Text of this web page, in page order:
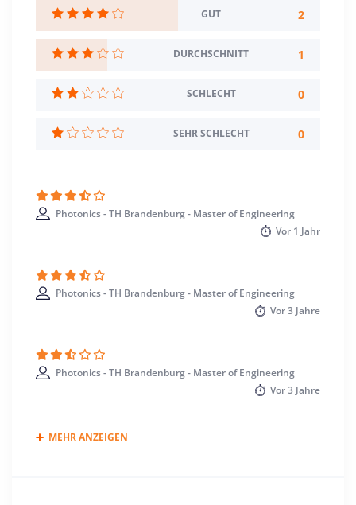
Sprache
Deutsch
Englisch
Studienbeginn
Wintersemester
Standort
Brandenburg an der Havel >> Brandenburg an
GUT 2
DURCHSCHNITT 1
SCHLECHT 0
SEHR SCHLECHT 0
Photonics - TH Brandenburg - Master of Engineering
Vor 1 Jahr
Photonics - TH Brandenburg - Master of Engineering
Vor3 Jahre
Photonics - TH Brandenburg - Master of Engineering
Vor3 Jahre
MEHR ANZEIGEN